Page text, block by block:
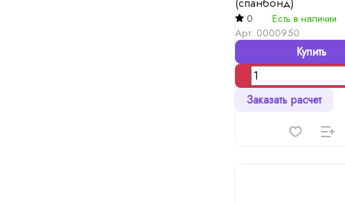
0
Есть в наличии
Арт. 0000950
Купить
Заказать расчет